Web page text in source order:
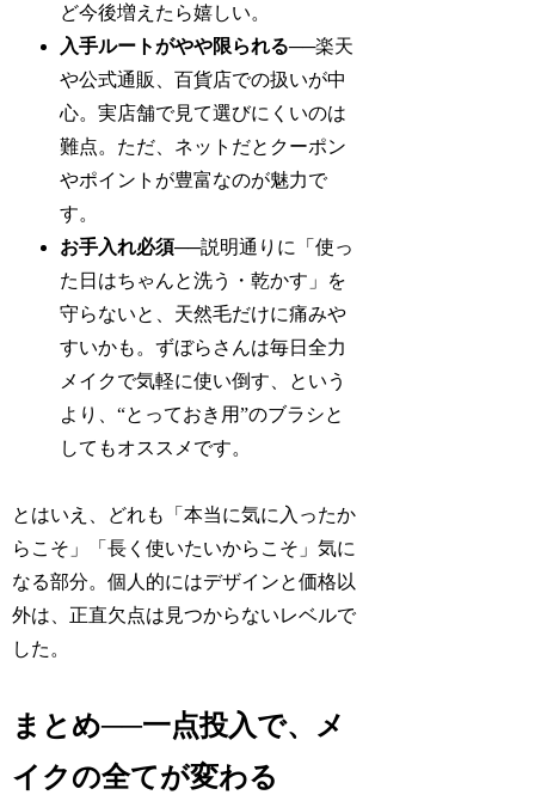
ど今後増えたら嬉しい。
入手ルートがやや限られる──楽天
や公式通販、百貨店での扱いが中
心。実店舗で見て選びにくいのは
難点。ただ、ネットだとクーポン
やポイントが豊富なのが魅力で
す。
お手入れ必須──説明通りに「使っ
た日はちゃんと洗う・乾かす」を
守らないと、天然毛だけに痛みや
すいかも。ずぼらさんは毎日全力
メイクで気軽に使い倒す、という
より、“とっておき用”のブラシと
してもオススメです。
とはいえ、どれも「本当に気に入ったか
らこそ」「長く使いたいからこそ」気に
なる部分。個人的にはデザインと価格以
外は、正直欠点は見つからないレベルで
した。
まとめ──一点投入で、メ
イクの全てが変わる